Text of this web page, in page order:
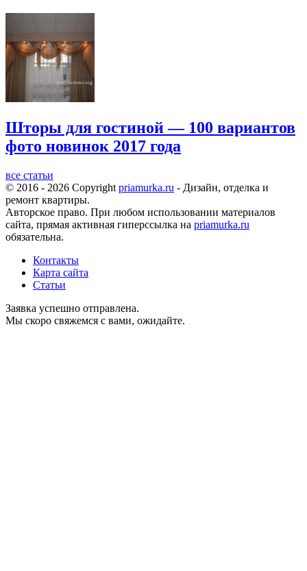
Шторы для гостиной — 100 вариантов
фото новинок 2017 года
все статьи
© 2016 - 2026 Copyright priamurka.ru - Дизайн, отделка и
ремонт квартиры.
Авторское право. При любом использовании материалов
сайта, прямая активная гиперссылка на priamurka.ru
обязательна.
Контакты
Карта сайта
Статьи
Заявка успешно отправлена.
Мы скоро свяжемся с вами, ожидайте.